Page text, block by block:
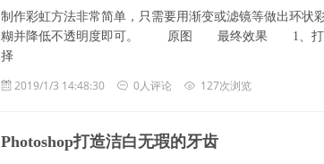
制作彩虹方法非常简单，只需要用渐变或滤镜等做出环状
糊并降低不透明度即可。 原图 最终效果 1、打开
择
2019/1/3 14:48:30 0人评论 127次浏览
Photoshop打造洁白无瑕的牙齿